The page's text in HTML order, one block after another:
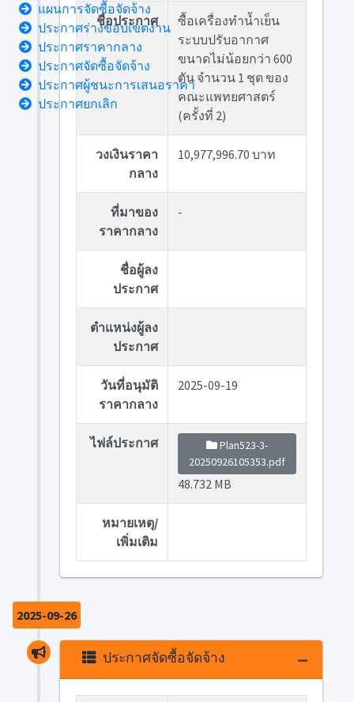
ชื่อประกาศ
ซื้อเครื่องทำน้ำเย็น
ระบบปรับอากาศ
ขนาดไม่น้อยกว่า 600
ตัน จำนวน 1 ชุด ของ
คณะแพทยศาสตร์
(ครั้งที่ 2)
วงเงินราคา
กลาง
10,977,996.70 บาท
ที่มาของ
ราคากลาง
-
ชื่อผู้ลง
ประกาศ
ตำแหน่งผู้ลง
ประกาศ
วันที่อนุมัติ
ราคากลาง
2025-09-19
ไฟล์ประกาศ
Plan523-3-
20250926105353.pdf
48.732 MB
หมายเหตุ/
เพิ่มเติม
2025-09-26
ประกาศจัดซื้อจัดจ้าง
แผนการจัดซื้อจัดจ้าง
ประกาศร่างขอบเขตงาน
ประกาศราคากลาง
ประกาศจัดซื้อจัดจ้าง
ประกาศผู้ชนะการเสนอราคา
ประกาศยกเลิก